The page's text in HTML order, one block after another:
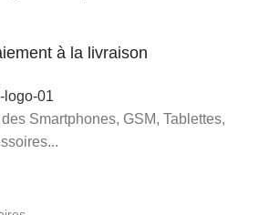
à la livraison
Smartphones, GSM, Tablettes,